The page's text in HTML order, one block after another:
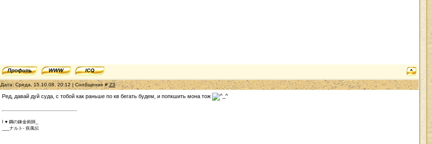
Дата: Среда, 15.10.08, 20:12 | Сообщение #23
Ред, давай дуй суда, с тобой как раньше по кв бегать будем, и попкшить мона тож
I ♥ 鋼の錬金術師_
___ナルト- 疾風伝